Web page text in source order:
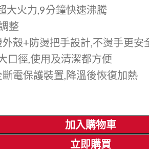
大火力,9分鐘快速沸騰
整
殼+防燙把手設計,不燙手更安
口徑,使用及清潔都方便
電保護裝置,降溫後恢復加熱
加入購物車
立即購買